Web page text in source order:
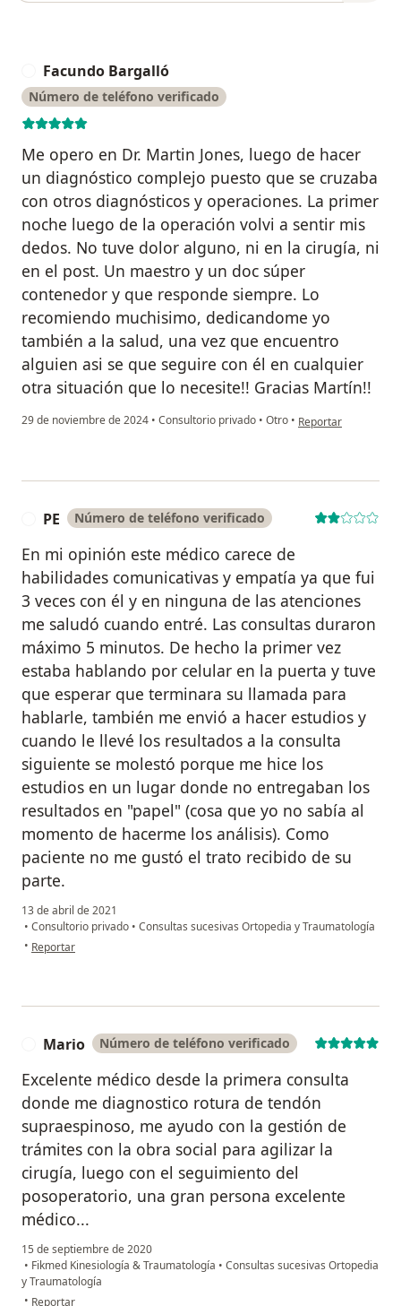
Facundo Bargalló
Número de teléfono verificado
Me opero en Dr. Martin Jones, luego de hacer
un diagnóstico complejo puesto que se cruzaba
con otros diagnósticos y operaciones. La primer
noche luego de la operación volvi a sentir mis
dedos. No tuve dolor alguno, ni en la cirugía, ni
en el post. Un maestro y un doc súper
contenedor y que responde siempre. Lo
recomiendo muchisimo, dedicandome yo
también a la salud, una vez que encuentro
alguien asi se que seguire con él en cualquier
otra situación que lo necesite!! Gracias Martín!!
29 de noviembre de 2024 • Consultorio privado • Otro • en opinión del
Reportar
PE Número de teléfono verificado
En mi opinión este médico carece de
habilidades comunicativas y empatía ya que fui
3 veces con él y en ninguna de las atenciones
me saludó cuando entré. Las consultas duraron
máximo 5 minutos. De hecho la primer vez
estaba hablando por celular en la puerta y tuve
que esperar que terminara su llamada para
hablarle, también me envió a hacer estudios y
cuando le llevé los resultados a la consulta
siguiente se molestó porque me hice los
estudios en un lugar donde no entregaban los
resultados en "papel" (cosa que yo no sabía al
momento de hacerme los análisis). Como
paciente no me gustó el trato recibido de su
parte.
13 de abril de 2021
• Consultorio privado • Consultas sucesivas Ortopedia y Traumatología
• en opinión del usuario PE
Reportar
Mario Número de teléfono verificado
Excelente médico desde la primera consulta
donde me diagnostico rotura de tendón
supraespinoso, me ayudo con la gestión de
trámites con la obra social para agilizar la
cirugía, luego con el seguimiento del
posoperatorio, una gran persona excelente
médico...
15 de septiembre de 2020
• Fikmed Kinesiología & Traumatología • Consultas sucesivas Ortopedia
y Traumatología
• en opinión del usuario Mario
Reportar